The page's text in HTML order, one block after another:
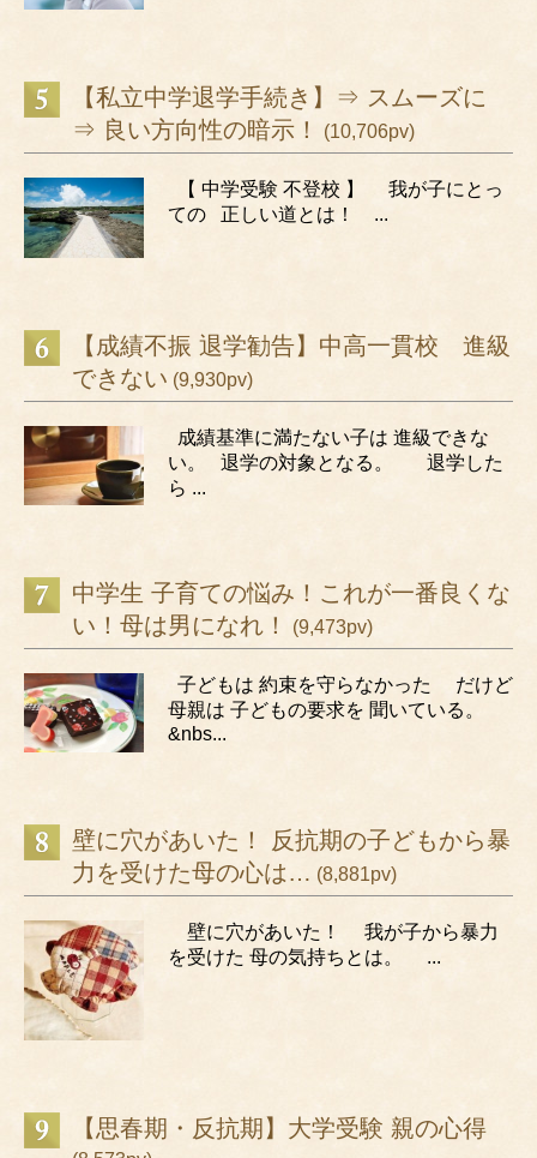
【私立中学退学手続き】⇒ スムーズに
⇒ 良い方向性の暗示！
(10,706pv)
【 中学受験 不登校 】 我が子にとっ
ての 正しい道とは！ ...
【成績不振 退学勧告】中高一貫校 進級
できない (9,930pv)
成績基準に満たない子は 進級できな
い。 退学の対象となる。 退学した
ら ...
中学生 子育ての悩み！これが一番良くな
い！母は男になれ！
(9,473pv)
子どもは 約束を守らなかった だけど
母親は 子どもの要求を 聞いている。
&nbs...
壁に穴があいた！ 反抗期の子どもから暴
力を受けた母の心は… (8,881pv)
壁に穴があいた！ 我が子から暴力
を受けた 母の気持ちとは。 ...
【思春期・反抗期】大学受験 親の心得